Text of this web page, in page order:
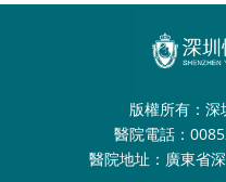
版權所有：
醫院電話：
醫院地址：廣東省